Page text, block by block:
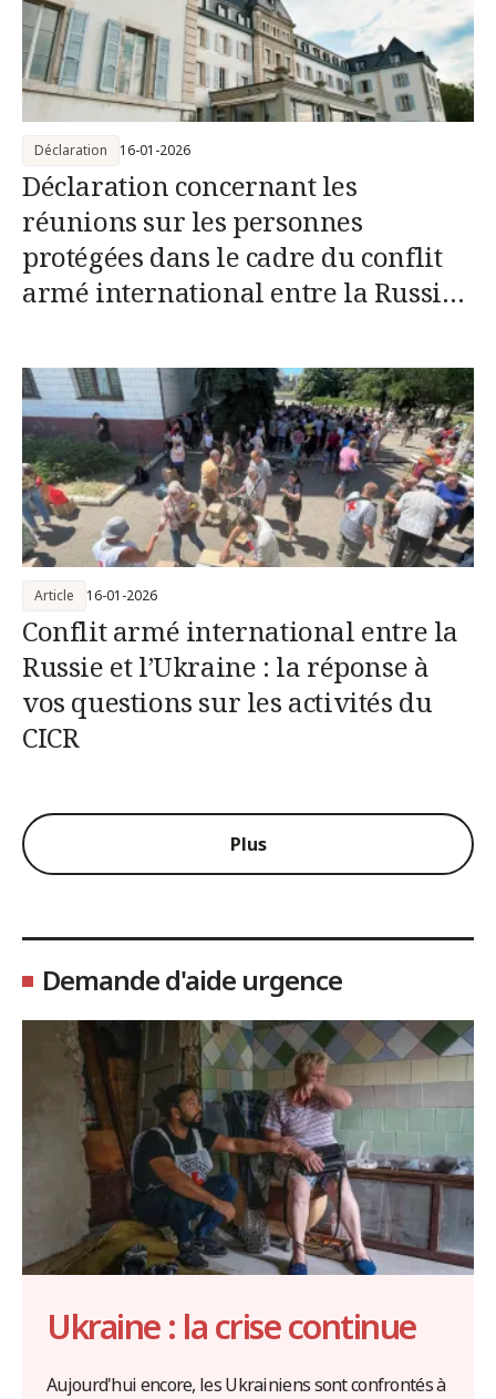
Déclaration concernant les
réunions sur les personnes
protégées dans le cadre du conflit
armé international entre la Russie
Déclaration 16-01-2026
Conflit armé international entre la
Russie et l’Ukraine : la réponse à
vos questions sur les activités du
CICR
Article 16-01-2026
Plus
Demande d'aide urgence
Ukraine : la crise continue
Aujourd'hui encore, les Ukrainiens sont confrontés à